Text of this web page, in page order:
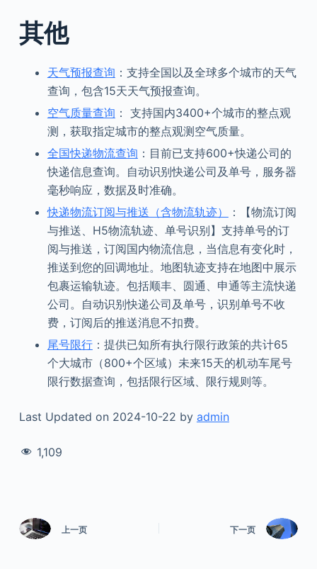
其他
天气预报查询 ：支持全国以及全球多个城市的天气
查询，包含15天天气预报查询。
空气质量查询 ： 支持国内3400+个城市的整点观
测，获取指定城市的整点观测空气质量。
全国快递物流查询 ：目前已支持600+快递公司的
快递信息查询。自动识别快递公司及单号，服务器
毫秒响应，数据及时准确。
快递物流订阅与推送（含物流轨迹）
：【物流订阅
与推送、H5物流轨迹、单号识别】支持单号的订
阅与推送，订阅国内物流信息，当信息有变化时，
推送到您的回调地址。地图轨迹支持在地图中展示
包裹运输轨迹。包括顺丰、圆通、申通等主流快递
公司。自动识别快递公司及单号，识别单号不收
费，订阅后的推送消息不扣费。
尾号限行：提供已知所有执行限行政策的共计65
个大城市（800+个区域）未来15天的机动车尾号
限行数据查询，包括限行区域、限行规则等。
Last Updated on 2024-10-22 by admin
1,109
上一页 下一页